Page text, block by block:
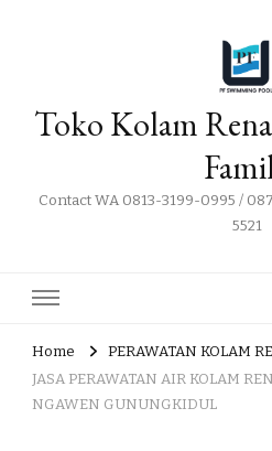
Toko Kolam
Contact WA 0813-3199-0995 /
5521
Home
PERAWATAN KOLAM
JASA PERAWATAN AIR KOLAM
NGAWEN GUNUNGKIDUL